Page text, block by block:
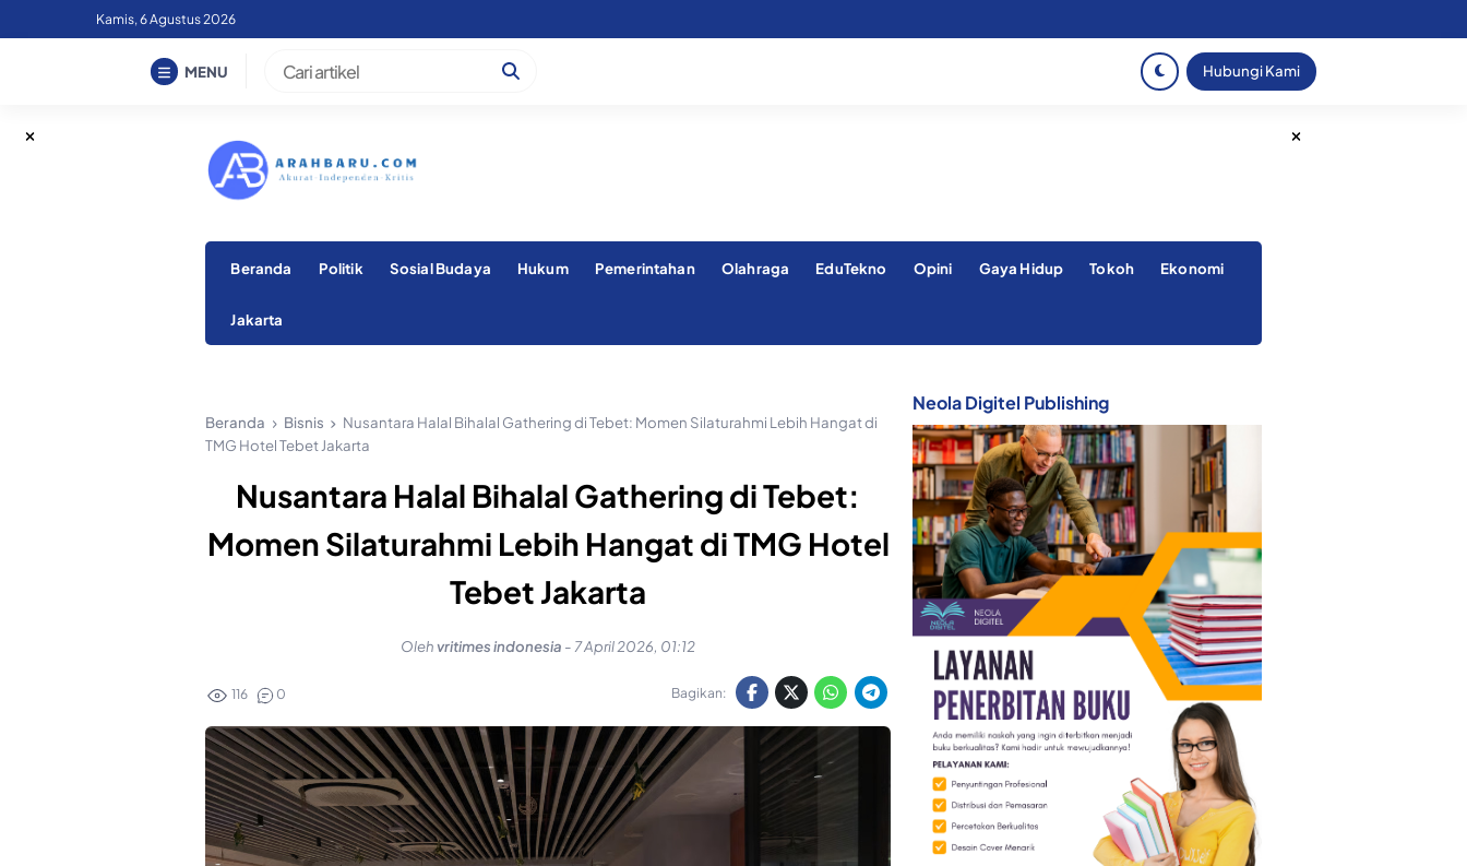
to
Kamis, 6 Agustus 2026
MENU Hubungi Kami
Beranda Politik Sosial Budaya Hukum Pemerintahan Olahraga EduTekno Opini Gaya Hidup Tokoh Ekonomi
Jakarta
Beranda Bisnis
Nusantara Halal Bihalal Gathering di Tebet: Momen Silaturahmi Lebih Hangat di
TMG Hotel Tebet Jakarta
Nusantara Halal Bihalal Gathering di Tebet:
Momen Silaturahmi Lebih Hangat di TMG Hotel
Tebet Jakarta
Olehvritimes indonesia - 7 April 2026, 01:12
116 0 Bagikan:
Neola Digitel Publishing